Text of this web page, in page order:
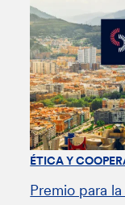
ÉTICA Y
Premio para